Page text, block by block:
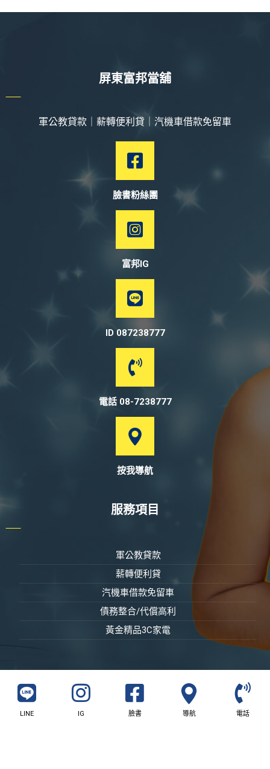
屏東富邦當舖
軍公教貸款｜薪轉便利貸｜汽機車借款免留車
臉書粉絲團
富邦IG
ID 087238777
電話 08-7238777
按我導航
服務項目
軍公教貸款
薪轉便利貸
汽機車借款免留車
債務整合/代償高利
黃金精品3C家電
LINE IG 臉書 導航 電話